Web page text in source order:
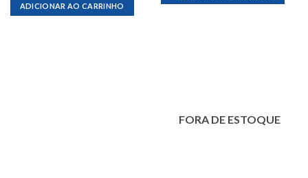
ADICIONAR AO CARRINHO
FORA DE ESTOQUE